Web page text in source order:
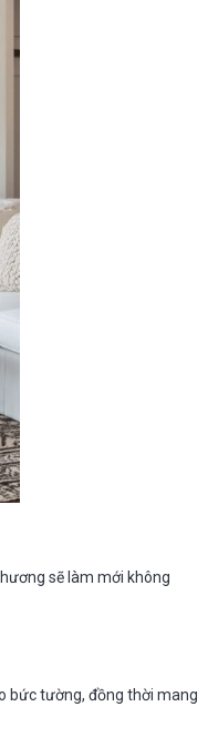
sẽ làm mới không
bức tường, đồng thời mang